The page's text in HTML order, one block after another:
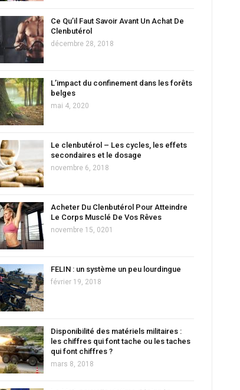
Ce Qu’il Faut Savoir Avant Un Achat De
Clenbutérol
décembre 28, 2018
L’impact du confinement dans les forêts
belges
mai 4, 2020
Le clenbutérol – Les cycles, les effets
secondaires et le dosage
novembre 6, 2018
Acheter Du Clenbutérol Pour Atteindre
Le Corps Musclé De Vos Rêves
novembre 15, 0201
FELIN : un système un peu lourdingue
février 19, 2018
Disponibilité des matériels militaires :
les chiffres qui font tache ou les taches
qui font chiffres ?
mars 8, 2018